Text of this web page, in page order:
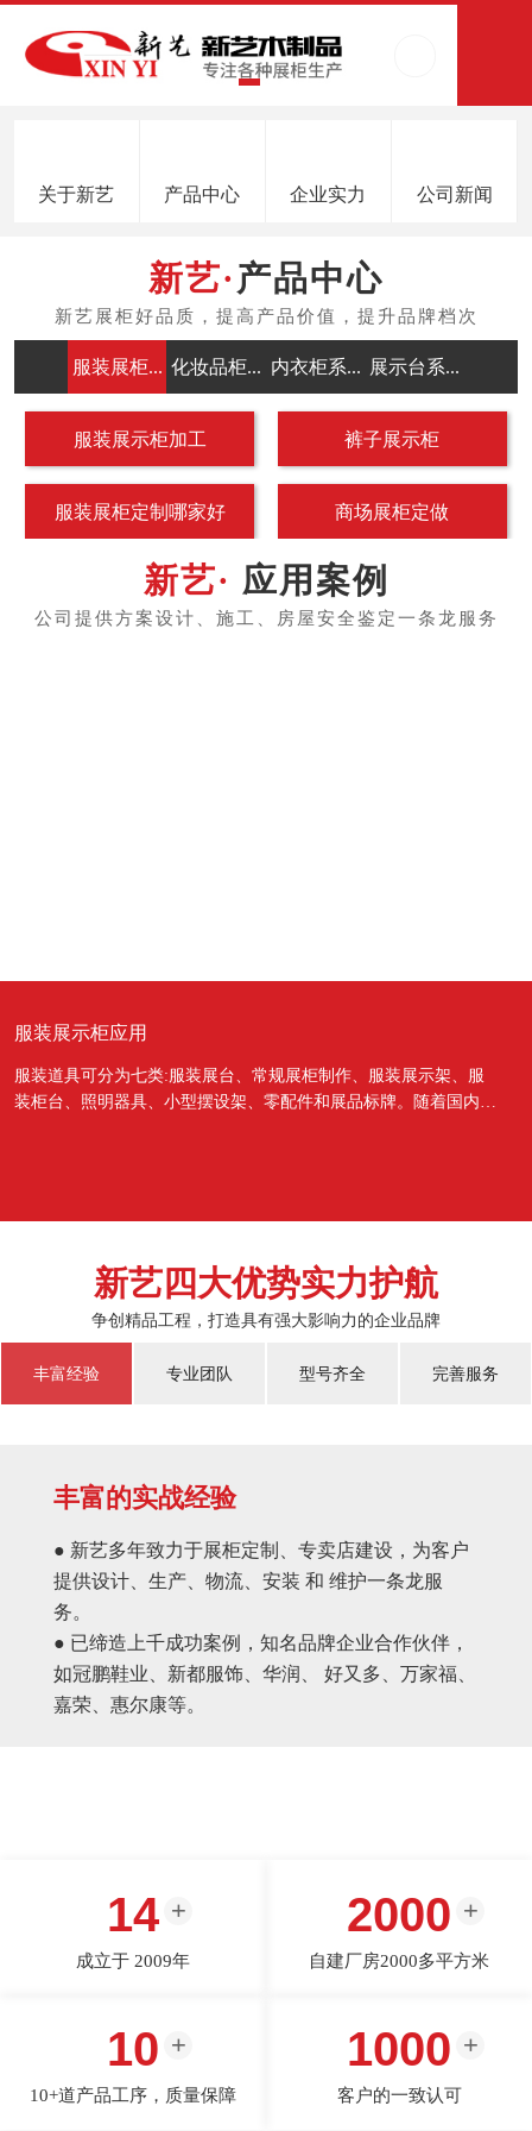
关于新艺 产品中心 企业实力 公司新闻
产品中心
服装展柜... 化妆品柜... 内衣柜系... 展示台系...
服装展示柜加工 裤子展示柜
服装展柜定制哪家好 商场展柜定做
应用案例
服装展示柜应用
服装道具可分为七类:服装展台、常规展柜制作、服装展示架、服
装柜台、照明器具、小型摆设架、零配件和展品标牌。随着国内经
新艺四大优势实力护航
争创精品工程，打造具有强大影响力的企业品牌
丰富经验 专业团队 型号齐全 完善服务
丰富的实战经验
● 新艺多年致力于展柜定制、专卖店建设，为客户
提供设计、生产、物流、安装 和 维护一条龙服
务。
● 已缔造上千成功案例，知名品牌企业合作伙伴，
如冠鹏鞋业、新都服饰、华润、 好又多、万家福、
嘉荣、惠尔康等。
14
成立于 2009年
2000
自建厂房2000多平方米
10
10+道产品工序，质量保障
1000
客户的一致认可